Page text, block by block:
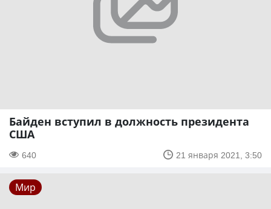
Байден вступил в должность президента
США
640 21 января 2021, 3:50
Мир